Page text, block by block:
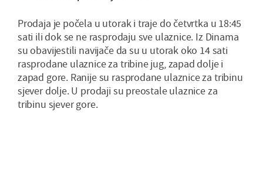
Prodaja je počela u utorak i traje do četvrtka u 18:45
sati ili dok se ne rasprodaju sve ulaznice. Iz Dinama
su obavijestili navijače da su u utorak oko 14 sati
rasprodane ulaznice za tribine jug, zapad dolje i
zapad gore. Ranije su rasprodane ulaznice za tribinu
sjever dolje. U prodaji su preostale ulaznice za
tribinu sjever gore.